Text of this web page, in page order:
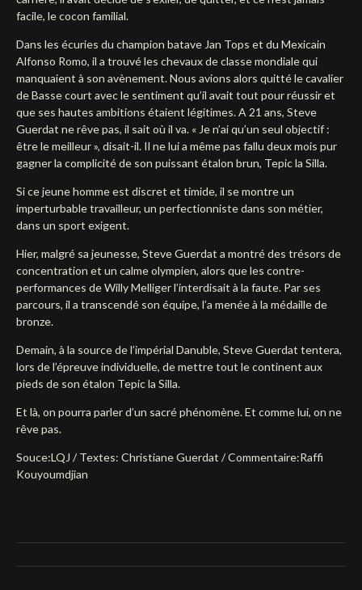
facile, le cocon familial.
Dans les écuries du champion batave Jan Tops et du Mexicain
Alfonso Romo, il a trouvé les chevaux de classe mondiale qui
manquaient à son avènement. Nous avions alors quitté le cavalier
de Basse court avec le sentiment qu’il avait tout pour réussir et
que ses hautes ambitions étaient légitimes. A 21 ans, Steve
Guerdat ne rêve pas, il sait où il va. « Je n’ai qu’un seul objectif :
être le meilleur », disait-il. Il ne lui a même pas fallu deux mois pur
gagner la complicité de son puissant étalon brun, Tepic la Silla.
Si ce jeune homme est discret et timide, il se montre un
imperturbable travailleur, un perfectionniste dans son métier,
dans un sport exigent.
Hier, malgré sa jeunesse, Steve Guerdat a montré des trésors de
concentration et un calme olympien, alors que les contre-
performances de Willy Melliger l’interdisait à la faute. Par ses
parcours, il a transcendé son équipe, l’a menée à la médaille de
bronze.
Demain, à la source de l’impérial Danuble, Steve Guerdat tentera,
lors de l’épreuve individuelle, de mettre tout le continent aux
pieds de son étalon Tepic la Silla.
Et là, on pourra parler d’un sacré phénomène. Et comme lui, on ne
rêve pas.
Souce:LQJ / Textes: Christiane Guerdat / Commentaire:Raffi
Kouyoumdjian